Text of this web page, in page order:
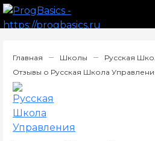
Главная Школы
Русская
Отзывы о Русская Школа